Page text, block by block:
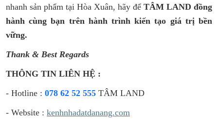
nhanh sản phẩm tại Hòa Xuân, hãy để TÂM LAND đồng
hành cùng bạn trên hành trình kiến tạo giá trị bền
vững.
Thank & Best Regards
THÔNG TIN LIÊN HỆ :
- Hotline : 078 62 52 555 TÂM LAND
- Website : kenhnhadatdanang.com